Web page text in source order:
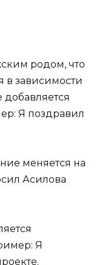
родом, что
в зависимости
Я поздравил
меняется на
Асилова
Я